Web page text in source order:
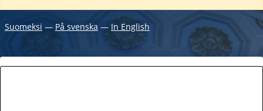
Suomeksi ― På svenska ― In English